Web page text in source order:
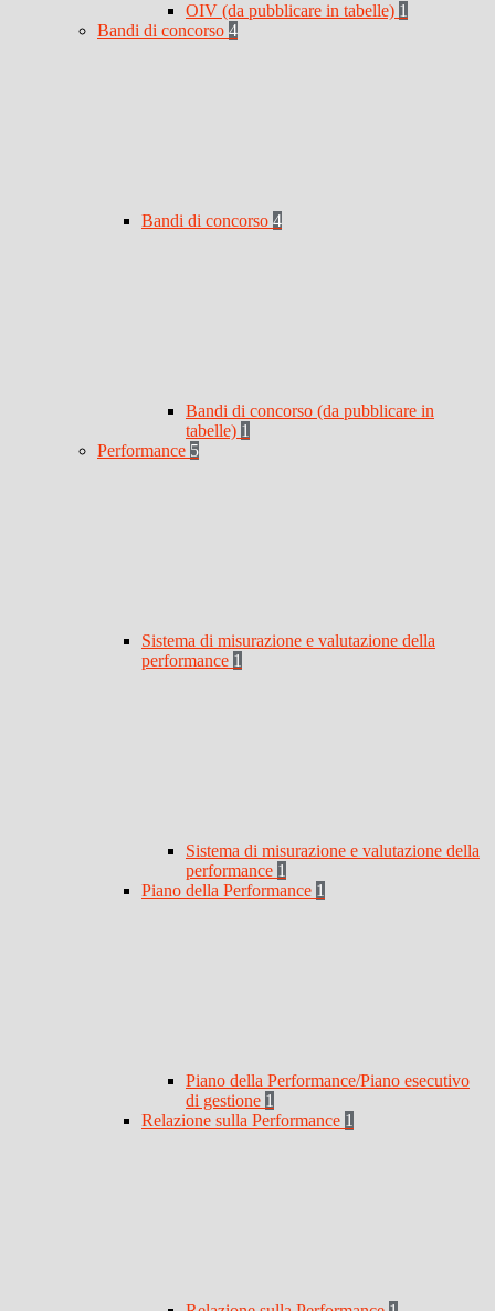
OIV (da pubblicare in tabelle) 1
Bandi di concorso 4
Bandi di concorso 4
Bandi di concorso (da pubblicare in
tabelle) 1
Performance 5
Sistema di misurazione e valutazione della
performance 1
Sistema di misurazione e valutazione della
performance 1
Piano della Performance 1
Piano della Performance/Piano esecutivo
di gestione 1
Relazione sulla Performance 1